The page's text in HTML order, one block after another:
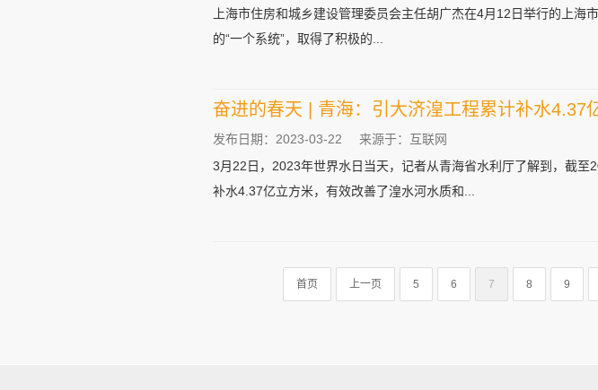
上海市住房和城乡建设管理委员会主任胡广杰在4月12日举行的上
的“一个系统”，取得了积极的...
奋进的春天 | 青海：引大济湟工程累计补水4.37
发布日期：2023-03-22
来源于：互联网
3月22日，2023年世界水日当天，记者从青海省水利厅了解到，截
补水4.37亿立方米，有效改善了湟水河水质和...
首页 上一页 5 6 7 8 9